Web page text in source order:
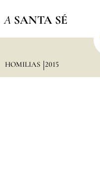
A SANTA SÉ
HOMILIAS 2015